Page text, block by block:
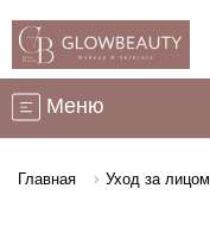
Меню
Главная Уход за лицом